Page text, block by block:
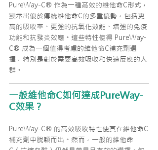
PureWay-C® 作為一種高效的維他命C形式，
顯示出優於傳統維他命C的多重優勢，包括更
高的吸收率、更強的抗氧化效能、增強的免疫
功能和抗發炎效應。這些特性使得 PureWay-
C® 成為一個值得考慮的維他命C補充劑選
擇，特別是對於需要高效吸收和快速反應的人
群。
一般維他命C如何達成PureWay-
C效果？
PureWay-C® 的高效吸收特性使其在維他命C
補充劑中脫穎而出。然而，一般的維他命